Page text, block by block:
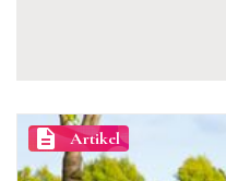
description Artikel